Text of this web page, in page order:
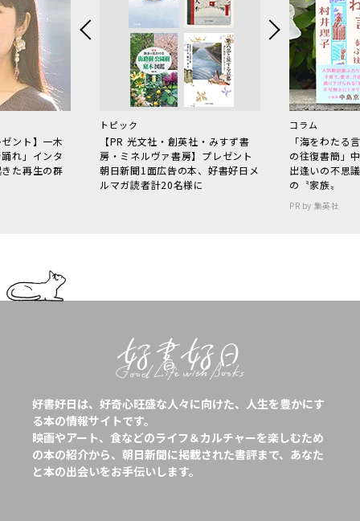
ント】一木
れ」インタ
た再生の群
トピック
【PR 光文社・創英社・みすず書
房・ミネルヴァ書房】プレゼント
朝日新聞1面広告の本、好書好日メ
ルマガ読者計20名様に
コラム
「海をわた
の往復書簡」
出逢いの不思
の〝家族〟
PR by 集英社
好書好日は、好奇心旺盛な人々に向けた、人生を豊かにす
る本の情報サイトです。
映画やアート、食などのライフ＆カルチャーを楽しむため
の本の紹介から、朝日新聞に掲載された書評まで、あなた
と本の出会いをお手伝いします。